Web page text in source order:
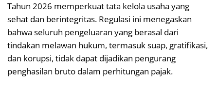
Tahun 2026 memperkuat tata kelola usaha yang
sehat dan berintegritas. Regulasi ini menegaskan
bahwa seluruh pengeluaran yang berasal dari
tindakan melawan hukum, termasuk suap, gratifikasi,
dan korupsi, tidak dapat dijadikan pengurang
penghasilan bruto dalam perhitungan pajak.